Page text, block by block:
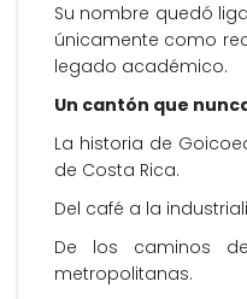
Su nombre quedó
únicamente como
legado académico.
Un cantón que
La historia de
de Costa Rica.
Del café a la
De los caminos
metropolitanas.